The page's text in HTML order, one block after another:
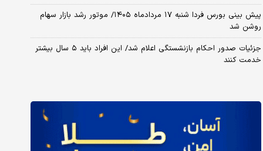
پیش بینی بورس فردا شنبه ۱۷ مردادماه ۱۴۰۵/ موتور رشد بازار سهام
روشن شد
جزئیات صدور احکام بازنشستگی اعلام شد/ این افراد باید ۵ سال بیشتر
خدمت کنند